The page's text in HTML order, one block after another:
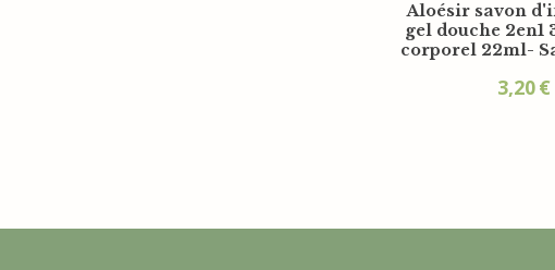
Aloésir savon
gel douche 2en1
corporel 22ml-
3,20€